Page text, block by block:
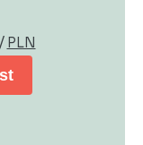
/ PLN